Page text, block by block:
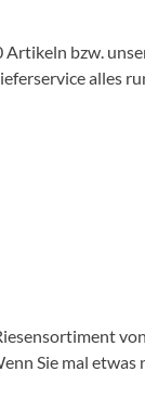
bzw.
alles
Sie mal